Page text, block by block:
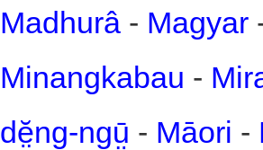
Madhurâ - Magyar
Minangkabau -
dĕ̤ng-ngṳ̄ - Māori -